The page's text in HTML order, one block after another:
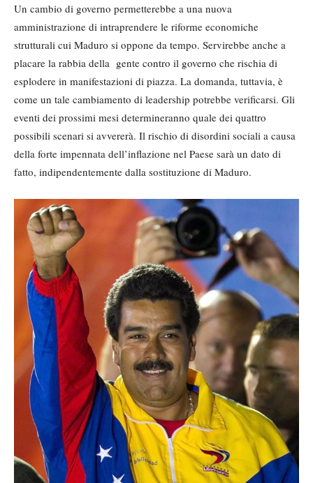
Un cambio di governo permetterebbe a una nuova
amministrazione di intraprendere le riforme economiche
strutturali cui Maduro si oppone da tempo. Servirebbe anche a
placare la rabbia della gente contro il governo che rischia di
esplodere in manifestazioni di piazza. La domanda, tuttavia, è
come un tale cambiamento di leadership potrebbe verificarsi. Gli
eventi dei prossimi mesi determineranno quale dei quattro
possibili scenari si avvererà. Il rischio di disordini sociali a causa
della forte impennata dell’inflazione nel Paese sarà un dato di
fatto, indipendentemente dalla sostituzione di Maduro.